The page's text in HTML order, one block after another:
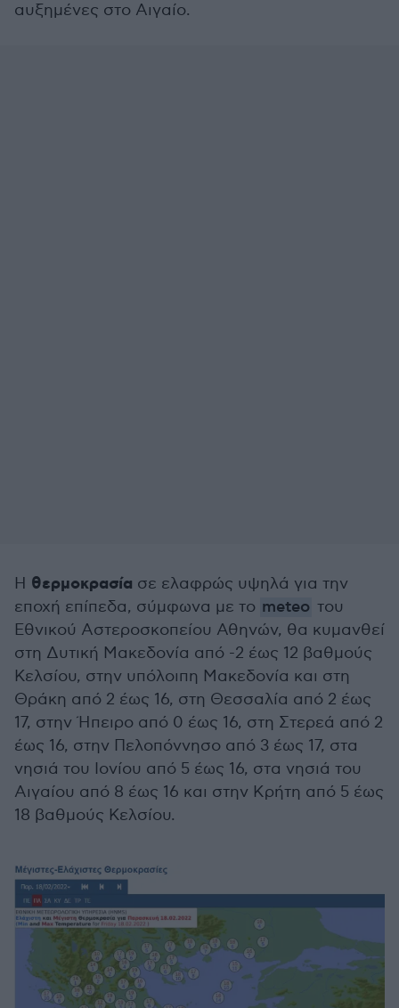
αυξημένες στο Αιγαίο.
Η θερμοκρασία σε ελαφρώς υψηλά για την
εποχή επίπεδα, σύμφωνα με το meteo του
Εθνικού Αστεροσκοπείου Αθηνών, θα κυμανθεί
στη Δυτική Μακεδονία από -2 έως 12 βαθμούς
Κελσίου, στην υπόλοιπη Μακεδονία και στη
Θράκη από 2 έως 16, στη Θεσσαλία από 2 έως
17, στην Ήπειρο από 0 έως 16, στη Στερεά από 2
έως 16, στην Πελοπόννησο από 3 έως 17, στα
νησιά του Ιονίου από 5 έως 16, στα νησιά του
Αιγαίου από 8 έως 16 και στην Κρήτη από 5 έως
18 βαθμούς Κελσίου.